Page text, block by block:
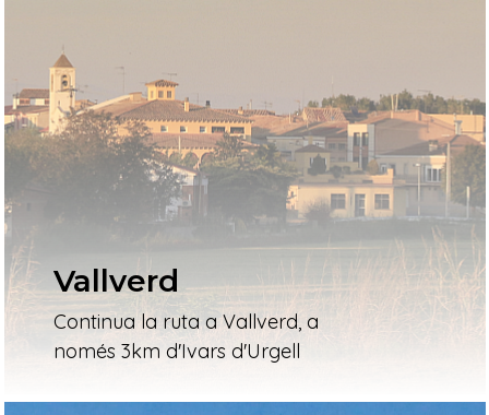
Vallverd
Continua la ruta a Vallverd, a
només 3km d'Ivars d'Urgell